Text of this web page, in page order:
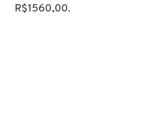
R$1560,00.